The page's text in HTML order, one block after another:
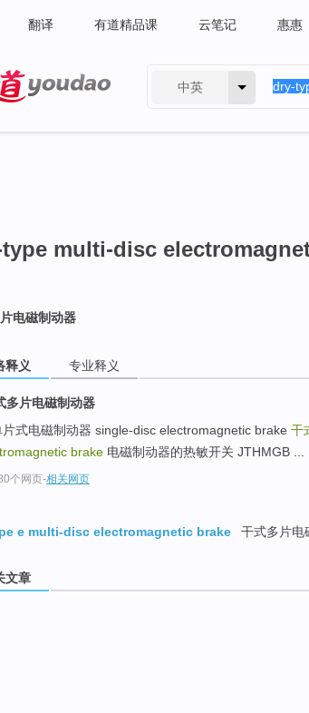
翻译 有道精品课 云笔记 惠惠
中英
multi-disc
电磁制动器
释义 专业释义
多片电磁制动器
片式电磁制动器 single-disc electromagnetic brake 干
brake 电磁制动器的热敏开关 JTHMGB ...
个网页-相关网页
e multi-disc electromagnetic brake
干式多片电
文章